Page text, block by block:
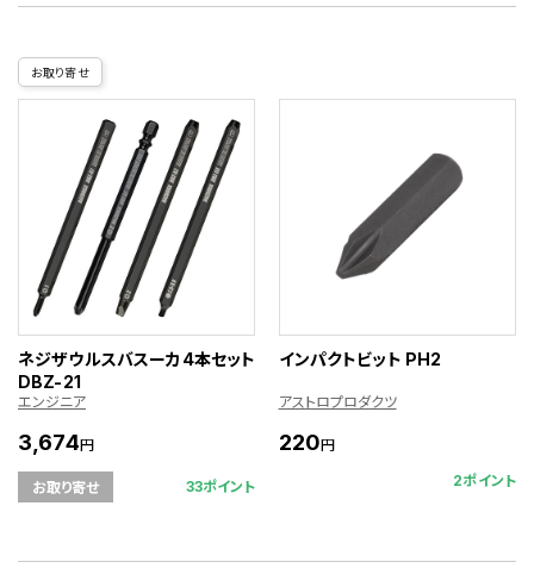
お取り寄せ
ネジザウルスバスーカ4本セット
DBZ-21
エンジニア
3,674円
お取り寄せ 33ポイント
インパクトビット PH2
アストロプロダクツ
220円
2ポイント